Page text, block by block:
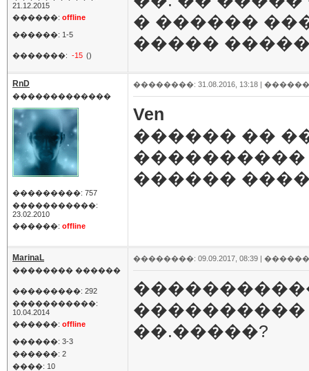
21.12.2015
������: offline
������: 1-5
�������: -15 ()
� ������
�����
RnD
�������������
���������: 757
�����������:
23.02.2010
������: offline
��������: 31.08.2016, 13:18 |
Ven
������ ��
������
MarinaL
�������� ������
���������: 292
�����������:
10.04.2014
������: offline
������: 3-3
������: 2
����: 10
��������: 09.09.2017, 08:39 |
��.�����?